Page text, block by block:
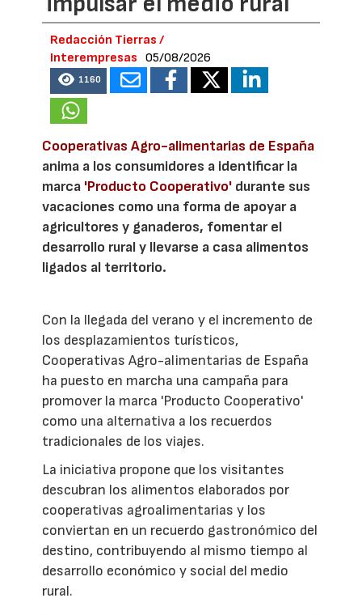
Redacción Tierras /
Interempresas
05/08/2026
1160
Cooperativas Agro-alimentarias de España
anima a los consumidores a identificar la
marca 'Producto Cooperativo' durante sus
vacaciones como una forma de apoyar a
agricultores y ganaderos, fomentar el
desarrollo rural y llevarse a casa alimentos
ligados al territorio.
Con la llegada del verano y el incremento de
los desplazamientos turísticos,
Cooperativas Agro-alimentarias de España
ha puesto en marcha una campaña para
promover la marca 'Producto Cooperativo'
como una alternativa a los recuerdos
tradicionales de los viajes.
La iniciativa propone que los visitantes
descubran los alimentos elaborados por
cooperativas agroalimentarias y los
conviertan en un recuerdo gastronómico del
destino, contribuyendo al mismo tiempo al
desarrollo económico y social del medio
rural.